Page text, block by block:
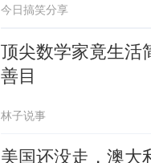
今日搞笑分享
顶尖数学家竟生活
善目
林子说事
美国还没走，澳大